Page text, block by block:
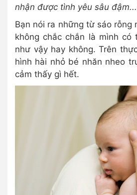
nhận được tình yêu sâu
Bạn nói ra những từ sáo rỗng
không chắc chắn là mình có
như vậy hay không. Trên
hình hài nhỏ bé nhăn nheo
cảm thấy gì hết.